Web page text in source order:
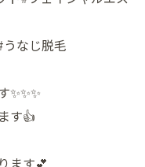
なじ脱毛
✨✨✨
す👍
ます💕